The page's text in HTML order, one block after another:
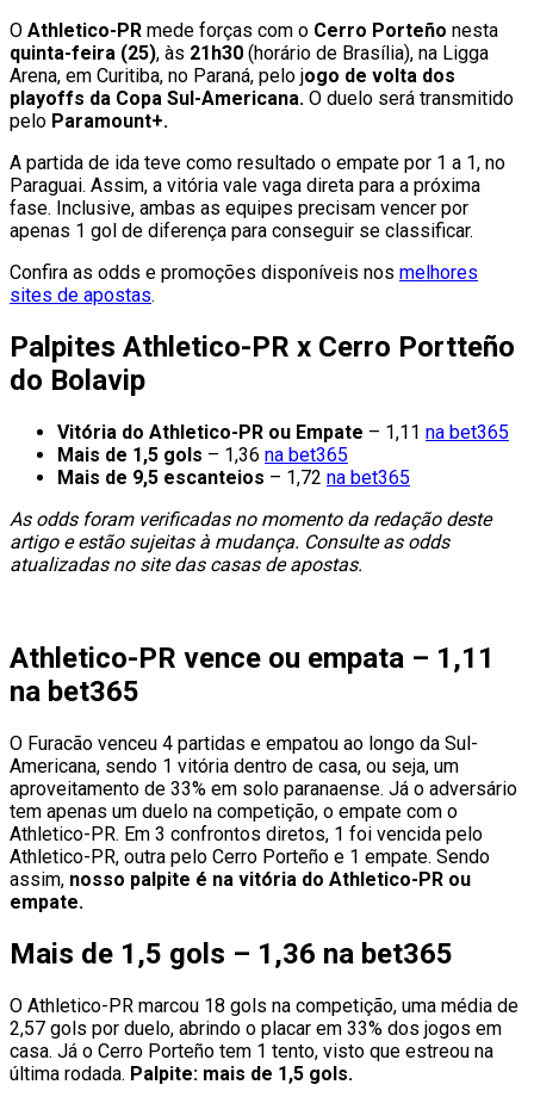
O Athletico-PR mede forças com o Cerro Porteño nesta
quinta-feira (25), às 21h30 (horário de Brasília), na Ligga
Arena, em Curitiba, no Paraná, pelo jogo de volta dos
playoffs da Copa Sul-Americana. O duelo será transmitido
pelo Paramount+.
A partida de ida teve como resultado o empate por 1 a 1, no
Paraguai. Assim, a vitória vale vaga direta para a próxima
fase. Inclusive, ambas as equipes precisam vencer por
apenas 1 gol de diferença para conseguir se classificar.
Confira as odds e promoções disponíveis nos melhores
sites de apostas.
Palpites Athletico-PR x Cerro Portteño
do Bolavip
Vitória do Athletico-PR ou Empate – 1,11 na bet365
Mais de 1,5 gols – 1,36 na bet365
Mais de 9,5 escanteios – 1,72 na bet365
As odds foram verificadas no momento da redação deste
artigo e estão sujeitas à mudança. Consulte as odds
atualizadas no site das casas de apostas.
Athletico-PR vence ou empata – 1,11
na bet365
O Furacão venceu 4 partidas e empatou ao longo da Sul-
Americana, sendo 1 vitória dentro de casa, ou seja, um
aproveitamento de 33% em solo paranaense. Já o adversário
tem apenas um duelo na competição, o empate com o
Athletico-PR. Em 3 confrontos diretos, 1 foi vencida pelo
Athletico-PR, outra pelo Cerro Porteño e 1 empate. Sendo
assim, nosso palpite é na vitória do Athletico-PR ou
empate.
Mais de 1,5 gols – 1,36 na bet365
O Athletico-PR marcou 18 gols na competição, uma média de
2,57 gols por duelo, abrindo o placar em 33% dos jogos em
casa. Já o Cerro Porteño tem 1 tento, visto que estreou na
última rodada. Palpite: mais de 1,5 gols.